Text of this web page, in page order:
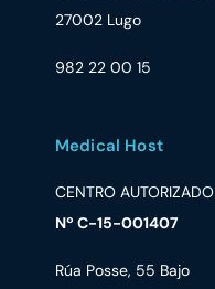
27002 Lugo
982 22 00 15
Medical Host
CENTRO AUTORIZADO
Nº C-15-001407
Rúa Posse, 55 Bajo